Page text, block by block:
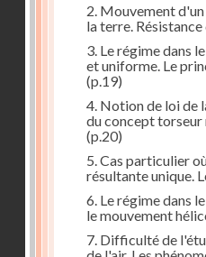
2. Mouvement
la terre.
3. Le régime dans
et uniforme. Le
(p.19)
4. Notion de loi de
du concept torseur
(p.20)
5. Cas particulier
résultante unique.
6. Le régime dans
le mouvement
7. Difficulté de